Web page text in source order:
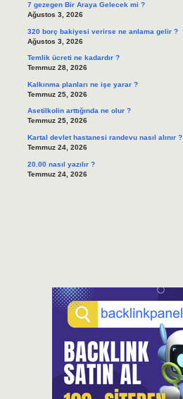
7 gezegen Bir Araya Gelecek mi ?
Ağustos 3, 2026
320 borç bakiyesi verirse ne anlama gelir ?
Ağustos 3, 2026
Temlik ücreti ne kadardır ?
Temmuz 28, 2026
Kalkınma planları ne işe yarar ?
Temmuz 25, 2026
Asetilkolin arttığında ne olur ?
Temmuz 25, 2026
Kartal devlet hastanesi randevu nasıl alınır ?
Temmuz 24, 2026
20.00 nasıl yazılır ?
Temmuz 24, 2026